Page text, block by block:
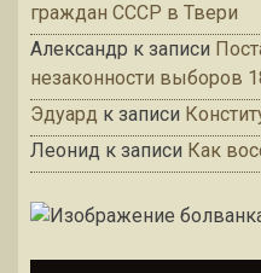
граждан СССР в Твери
Александр к записи
незаконности выборов
Эдуард к записи
Леонид к записи Как